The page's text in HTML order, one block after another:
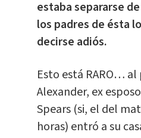
estaba separarse
los padres de ésta
decirse adiós.
Esto está RARO… al
Alexander, ex
Spears (si, el del
horas) entró a su